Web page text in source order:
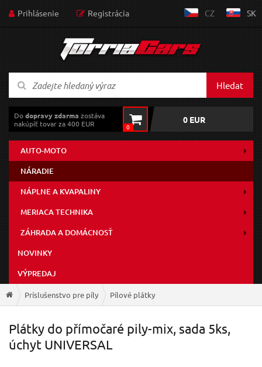
Prihlásenie Registrácia CZ SK
Hledat
Dodopravy zdarma zostáva
nakúpiť tovar za 400 EUR
0
0 EUR
AUTO-MOTO
NÁRADIE
NÁPLNE A KVAPALINY
MERIACA TECHNIKA
ZÁHRADA A DOMÁCNOSŤ
NOVINKY
VÝPREDAJ
Príslušenstvo pre píly Pílové plátky
Plátky do přímočaré pily-mix, sada 5ks,
úchyt UNIVERSAL